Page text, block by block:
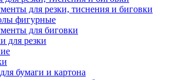
для резки, тиснения и биговки
фигурные
для биговки
для резки
бумаги и картона